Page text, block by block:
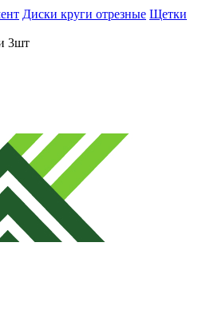
Диски круги отрезные Щетки
3шт